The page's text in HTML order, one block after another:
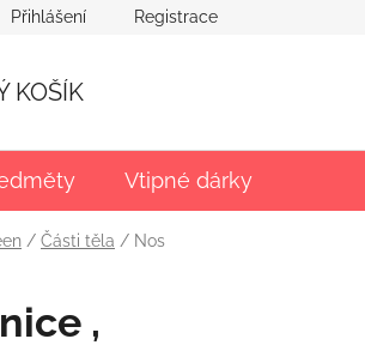
Přihlášení Registrace
KOŠÍK
Vtipné dárky
/ Části těla / Nos
,